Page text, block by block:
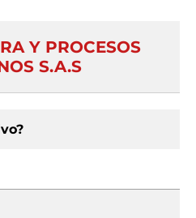
Y PROCESOS
S.A.S